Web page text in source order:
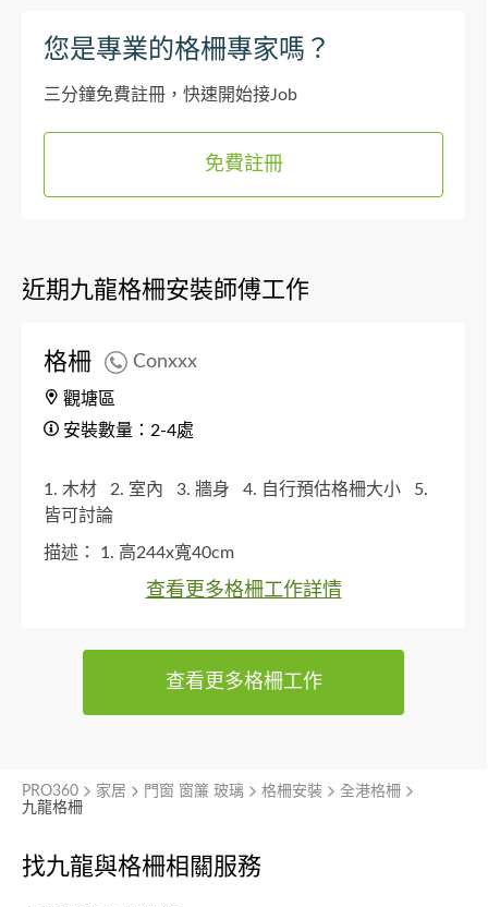
您是專業的格柵專家嗎？
三分鐘免費註冊，快速開始接Job
免費註冊
近期九龍格柵安裝師傅工作
格柵 Conxxx
觀塘區
安裝數量：2-4處
1. 木材 2. 室內 3. 牆身 4. 自行預估格柵大小
5.
皆可討論
描述： 1. 高244x寬40cm
查看更多格柵工作詳情
查看更多格柵工作
找九龍與格柵相關服務
PRO360 家居 門窗 窗簾 玻璃 格柵安裝
全港格柵
九龍格柵